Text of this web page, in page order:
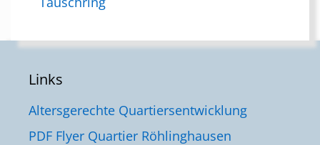
Links
Altersgerechte Quartiersentwicklung
PDF Flyer Quartier Röhlinghausen